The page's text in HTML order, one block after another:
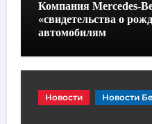
Компания Mercedes-
«свидетельства о
автомобилям
Новости Новости